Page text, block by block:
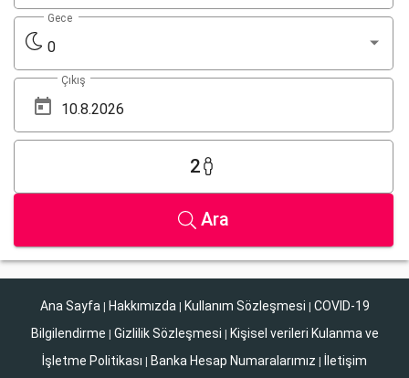
0
Gece
Çıkış
2
Ara
Ana Sayfa | Hakkımızda | Kullanım Sözleşmesi | COVID-19
Bilgilendirme | Gizlilik Sözleşmesi | Kişisel verileri Kulanma ve
İşletme Politikası | Banka Hesap Numaralarımız | İletişim